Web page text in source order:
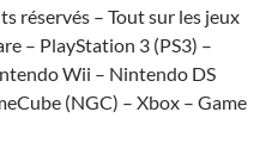
réservés – Tout sur les jeux
– PlayStation 3 (PS3) –
Wii – Nintendo DS
(NGC) – Xbox – Game